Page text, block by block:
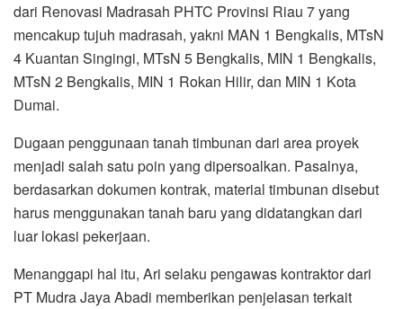
dari Renovasi Madrasah PHTC Provinsi Riau 7 yang
mencakup tujuh madrasah, yakni MAN 1 Bengkalis, MTsN
4 Kuantan Singingi, MTsN 5 Bengkalis, MIN 1 Bengkalis,
MTsN 2 Bengkalis, MIN 1 Rokan Hilir, dan MIN 1 Kota
Dumai.
Dugaan penggunaan tanah timbunan dari area proyek
menjadi salah satu poin yang dipersoalkan. Pasalnya,
berdasarkan dokumen kontrak, material timbunan disebut
harus menggunakan tanah baru yang didatangkan dari
luar lokasi pekerjaan.
Menanggapi hal itu, Ari selaku pengawas kontraktor dari
PT Mudra Jaya Abadi memberikan penjelasan terkait